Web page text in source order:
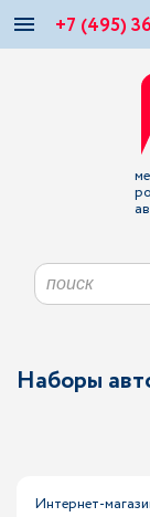
+7 (495)
Наборы
Интернет-